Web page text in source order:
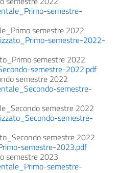
semestre-
semestre 2022
semestre-2022-
semestre 2022
semestre-2022.pdf
semestre 2022
semestre-
semestre 2022
semestre-
semestre 2022
semestre-2023.pdf
semestre 2023
semestre-